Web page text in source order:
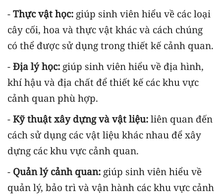
- Thực vật học: giúp sinh viên hiểu về các loại
cây cối, hoa và thực vật khác và cách chúng
có thể được sử dụng trong thiết kế cảnh quan.
- Địa lý học: giúp sinh viên hiểu về địa hình,
khí hậu và địa chất để thiết kế các khu vực
cảnh quan phù hợp.
- Kỹ thuật xây dựng và vật liệu: liên quan đến
cách sử dụng các vật liệu khác nhau để xây
dựng các khu vực cảnh quan.
- Quản lý cảnh quan: giúp sinh viên hiểu về
quản lý, bảo trì và vận hành các khu vực cảnh